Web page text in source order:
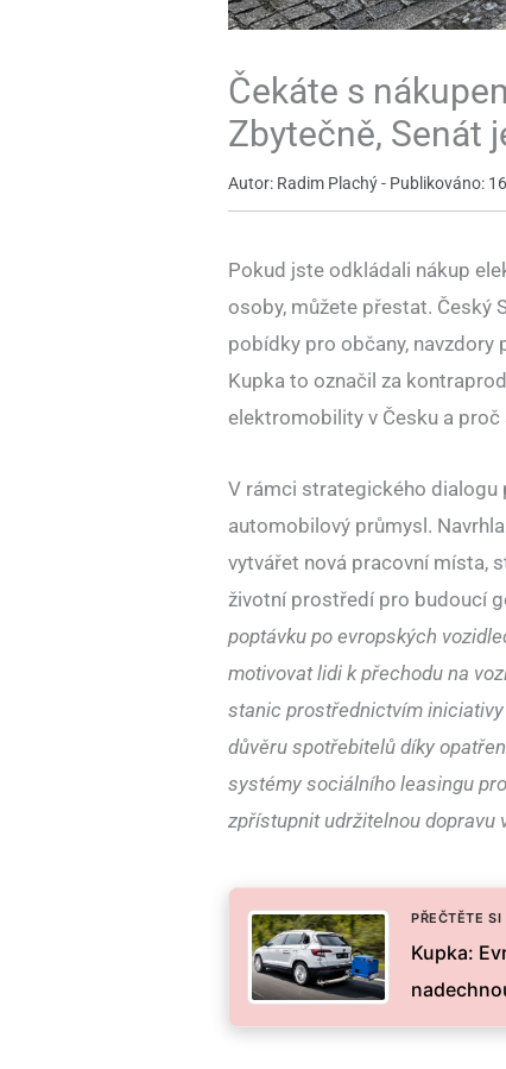
Čekáte s
Zbytečně, Senát
Autor: Radim Plachý - Publikováno:
Pokud jste odkládali nákup
osoby, můžete přestat. Český
pobídky pro občany,
Kupka to označil za
elektromobility v Česku a
V rámci strategického dialogu
automobilový průmysl.
vytvářet nová pracovní místa,
životní prostředí pro budoucí
poptávku po evropských
motivovat lidi k přechodu na
stanic prostřednictvím
důvěru spotřebitelů díky
systémy sociálního leasingu
zpřístupnit udržitelnou dopravu
PŘEČTĚTE SI
Kupka: